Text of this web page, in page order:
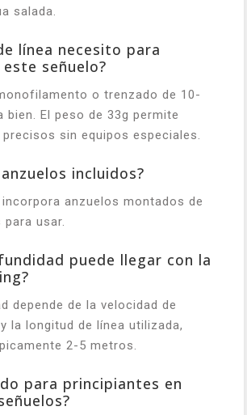
salada.
línea necesito para
señuelo?
o trenzado de 10-
bien. El peso de 33g permite
sin equipos especiales.
incluidos?
anzuelos montados de
usar.
puede llegar con la
depende de la velocidad de
la longitud de línea utilizada,
2-5 metros.
para principiantes en